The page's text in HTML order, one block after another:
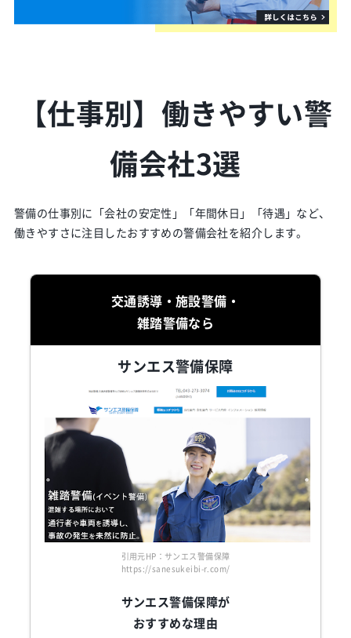
【仕事別】働きやすい警
備会社3選
警備の仕事別に「会社の安定性」「年間休日」「待遇」など、
働きやすさに注目したおすすめの警備会社を紹介します。
交通誘導・施設警備・
雑踏警備なら
サンエス警備保障
引用元HP：サンエス警備保障
https://sanesukeibi-r.com/
サンエス警備保障が
おすすめな理由